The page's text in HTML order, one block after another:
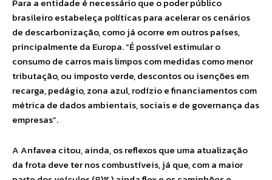
brasileiro estabeleça políticas para acelerar os cenários
de descarbonização, como já ocorre em outros países,
principalmente da Europa. “É possível estimular o
consumo de carros mais limpos com medidas como menor
tributação, ou imposto verde, descontos ou isenções em
recarga, pedágio, zona azul, rodízio e financiamentos com
métrica de dados ambientais, sociais e de governança das
empresas”.
A Anfavea citou, ainda, os reflexos que uma atualização
da frota deve ter nos combustíveis, já que, com a maior